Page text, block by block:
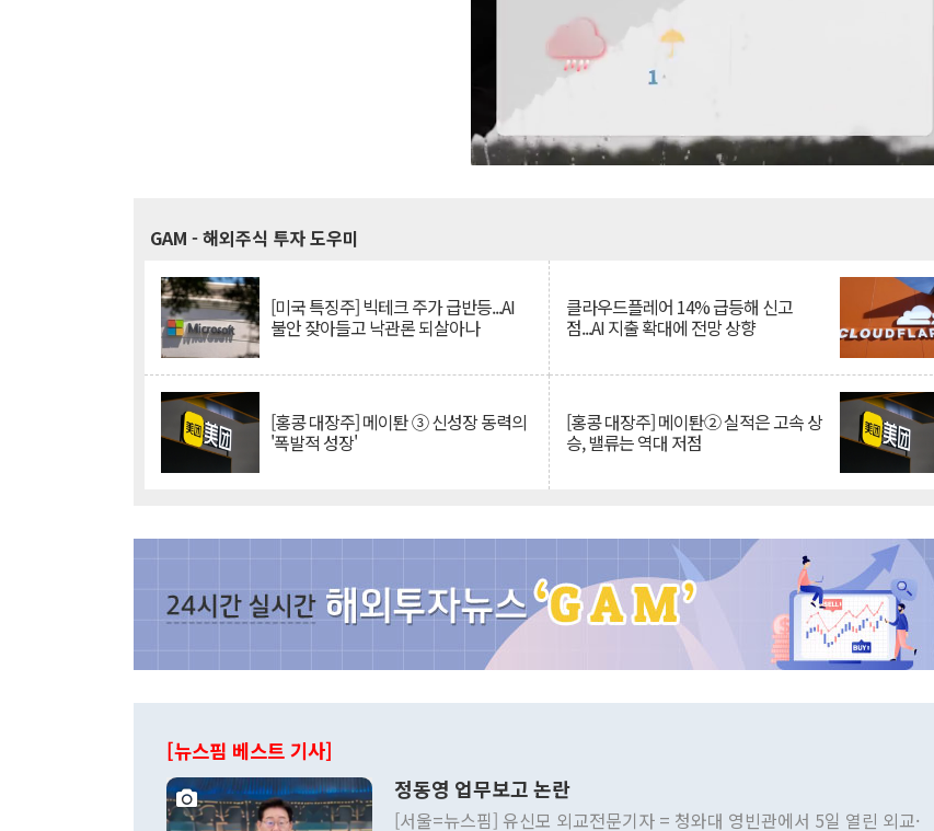
GAM - 해외주식 투자 도우미
[미국 특징주] 빅테크 주가 급반등...AI
불안 잦아들고 낙관론 되살아나
클라우드플레어 14% 급등해 신고
점...AI 지출 확대에 전망 상향
[홍콩 대장주] 메이퇀 ③ 신성장 동력의
'폭발적 성장'
[홍콩 대장주] 메이퇀② 실적은 고속 상
승, 밸류는 역대 저점
[뉴스핌 베스트 기사]
정동영 업무보고 논란
[서울=뉴스핌] 유신모 외교전문기자 = 청와대 영빈관에서 5일 열린 외교·